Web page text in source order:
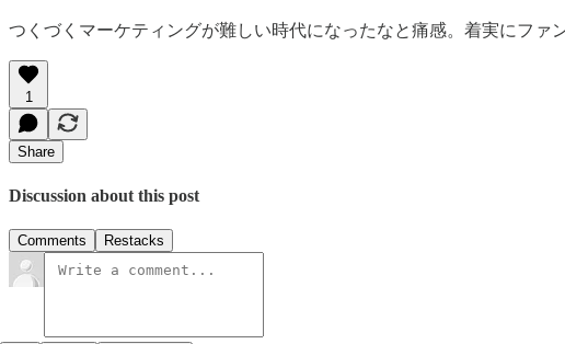
つくづくマーケティングが難しい時代になったなと痛感。着実にファ
1
Share
Discussion about this post
Comments Restacks